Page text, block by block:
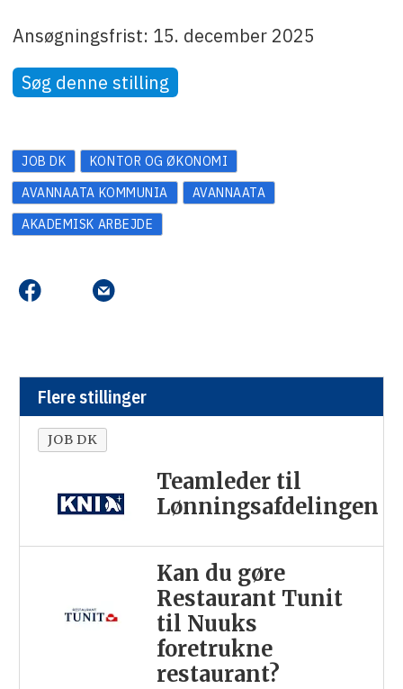
Ansøgningsfrist: 15. december 2025
Søg denne stilling
JOB DK
KONTOR OG ØKONOMI
AVANNAATA KOMMUNIA
AVANNAATA
AKADEMISK ARBEJDE
Flere stillinger
JOB DK
Teamleder til
Lønningsafdelingen
Kan du gøre
Restaurant Tunit
til Nuuks
foretrukne
restaurant?